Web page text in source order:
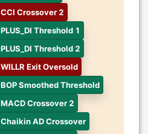
CCI Crossover 2
PLUS_DI Threshold 1
PLUS_DI Threshold 2
WILLR Exit Oversold
BOP Smoothed Threshold
MACD Crossover 2
Chaikin AD Crossover